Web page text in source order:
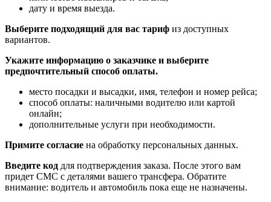
дату и время выезда.
Выберите подходящий для вас тариф из доступных
вариантов.
Укажите информацию о заказчике и выберите
предпочтительный способ оплаты.
место посадки и высадки, имя, телефон и номер рейса;
способ оплаты: наличными водителю или картой
онлайн;
дополнительные услуги при необходимости.
Примите согласие на обработку персональных данных.
Введите код для подтверждения заказа. После этого вам
придет СМС с деталями вашего трансфера. Обратите
внимание: водитель и автомобиль пока еще не назначены.